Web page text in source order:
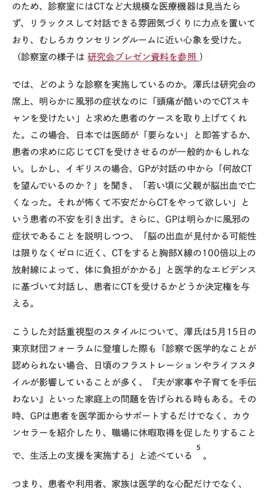
のため、診察室にはCTなど大規模な医療機器は見当たら
ず、リラックスして対話できる雰囲気づくりに力点を置いて
おり、むしろカウンセリングルームに近い心象を受けた。
（診察室の様子は 研究会プレゼン資料を参照 ）
では、どのような診察を実施しているのか。澤氏は研究会の
席上、明らかに風邪の症状なのに「頭痛が酷いのでCTスキ
ャンを受けたい」と求めた患者のケースを取り上げてくれ
た。この場合、日本では医師が「要らない」と即答するか、
患者の求めに応じてCTを受けさせるのが一般的かもしれな
い。しかし、イギリスの場合、GPが対話の中から「何故CT
を望んでいるのか？」を聞き、「若い頃に父親が脳出血で亡
くなった。それが怖くて不安だからCTをやって欲しい」と
いう患者の不安を引き出す。さらに、GPは明らかに風邪の
症状であることを説明しつつ、「脳の出血が見付かる可能性
は限りなくゼロに近く、CTをすると胸部X線の100倍以上の
放射線によって、体に負担がかかる」と医学的なエビデンス
に基づいて対話し、患者にCTを受けるかどうか決定権を与
える。
こうした対話重視型のスタイルについて、澤氏は5月15日の
東京財団フォーラムに登壇した際も「診察で医学的なことが
認められない場合、日頃のフラストレーションやライフスタ
イルが影響していることが多く、『夫が家事や子育てを手伝
わない』といった家庭上の問題を告げられる時もある。その
時、GPは患者を医学面からサポートするだけでなく、カウ
ンセラーを紹介したり、職場に休暇取得を促したりすること
で、生活上の支援を実施する」と述べている
5
。
つまり、患者や利用者、家族は医学的な心配だけでなく、